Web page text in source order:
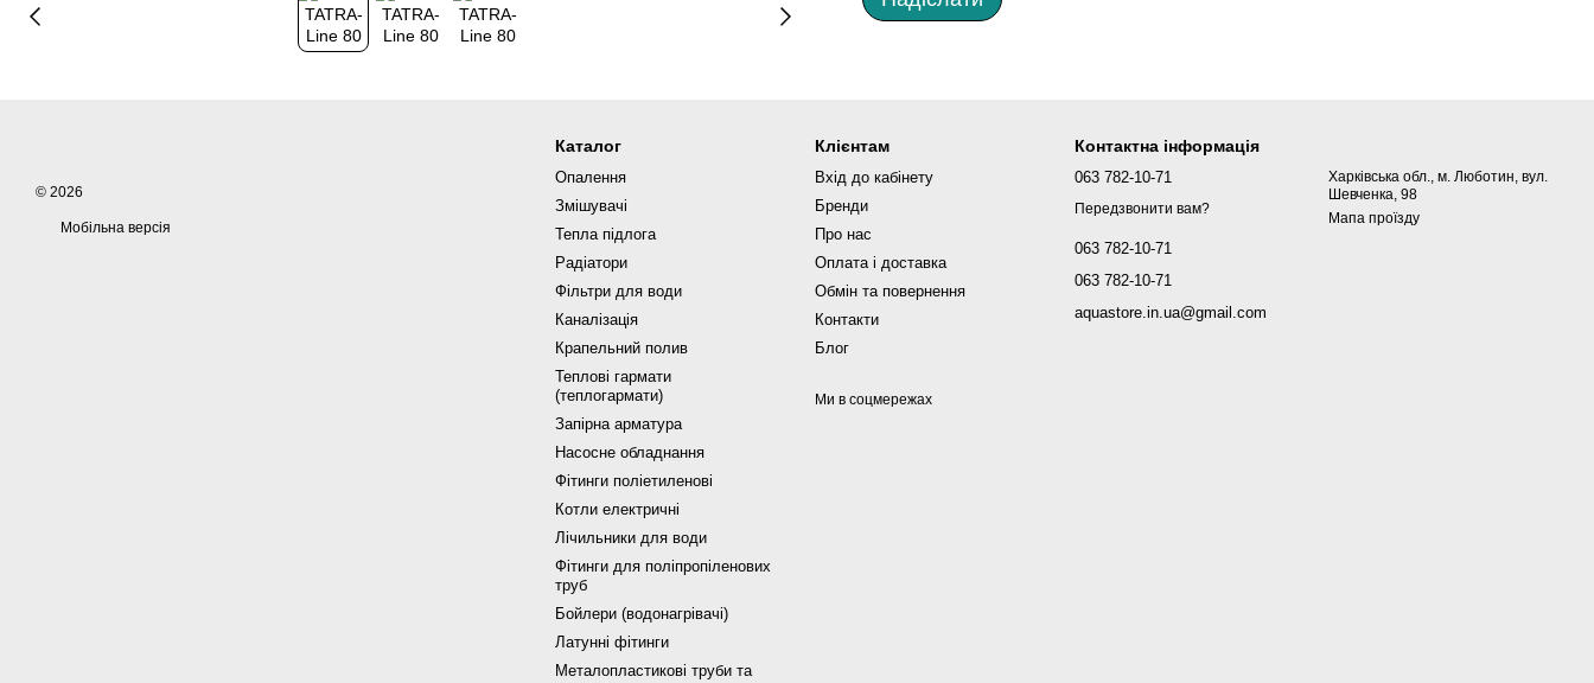
© 2026
Мобільна версія
Каталог
Опалення
Змішувачі
Тепла підлога
Радіатори
Фільтри для води
Каналізація
Крапельний полив
Теплові гармати
(теплогармати)
Запірна арматура
Насосне обладнання
Фітинги поліетиленові
Котли електричні
Лічильники для води
Фітинги для поліпропіленових
труб
Бойлери (водонагрівачі)
Латунні фітинги
Металопластикові труби та
Клієнтам
Вхід до кабінету
Бренди
Про нас
Оплата і доставка
Обмін та повернення
Контакти
Блог
Ми в соцмережах
Контактна інформація
063 782-10-71
Передзвонити вам?
063 782-10-71
063 782-10-71
aquastore.in.ua@gmail.com
Харківська обл., м. Люботин, вул.
Шевченка, 98
Мапа проїзду